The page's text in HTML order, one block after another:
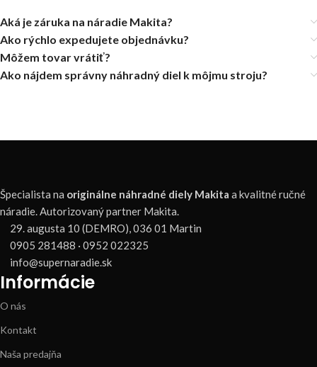
Aká je záruka na náradie Makita?
Ako rýchlo expedujete objednávku?
Môžem tovar vrátiť?
Ako nájdem správny náhradný diel k môjmu stroju?
Špecialista na originálne náhradné diely Makita a kvalitné ručné
náradie. Autorizovaný partner Makita.
29. augusta 10 (DEMRO), 036 01 Martin
0905 281488 · 0952 022325
info@supernaradie.sk
Informácie
O nás
Kontakt
Naša predajňa